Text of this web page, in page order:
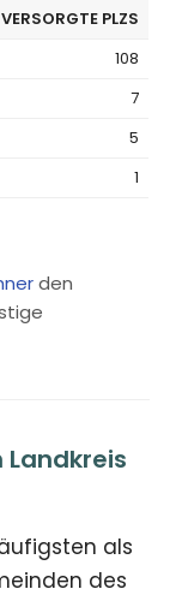
VERSORGTE PLZS
108
7
5
1
den
als
des